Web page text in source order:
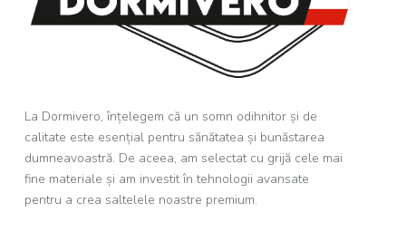
La Dormivero, înțelegem că un somn odihnitor și de
calitate este esențial pentru sănătatea și bunăstarea
dumneavoastră. De aceea, am selectat cu grijă cele mai
fine materiale și am investit în tehnologii avansate
pentru a crea saltelele noastre premium.